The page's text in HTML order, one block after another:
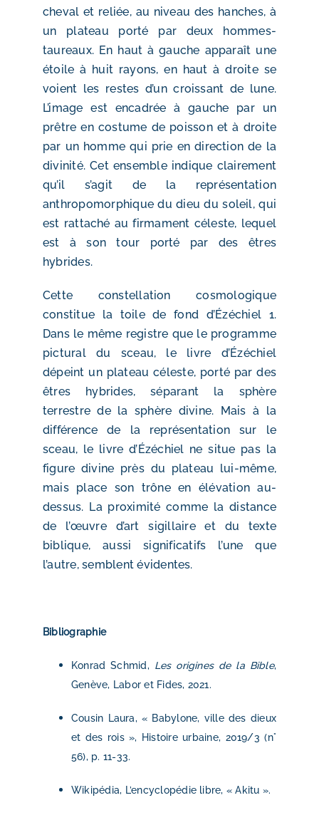
cheval et reliée, au niveau des hanches, à
un plateau porté par deux hommes-
taureaux. En haut à gauche apparaît une
étoile à huit rayons, en haut à droite se
voient les restes d’un croissant de lune.
L’image est encadrée à gauche par un
prêtre en costume de poisson et à droite
par un homme qui prie en direction de la
divinité. Cet ensemble indique clairement
qu’il s’agit de la représentation
anthropomorphique du dieu du soleil, qui
est rattaché au firmament céleste, lequel
est à son tour porté par des êtres
hybrides.
Cette constellation cosmologique
constitue la toile de fond d’Ézéchiel 1.
Dans le même registre que le programme
pictural du sceau, le livre d’Ézéchiel
dépeint un plateau céleste, porté par des
êtres hybrides, séparant la sphère
terrestre de la sphère divine. Mais à la
différence de la représentation sur le
sceau, le livre d’Ézéchiel ne situe pas la
figure divine près du plateau lui-même,
mais place son trône en élévation au-
dessus. La proximité comme la distance
de l’œuvre d’art sigillaire et du texte
biblique, aussi significatifs l’une que
l’autre, semblent évidentes.
Bibliographie
Konrad Schmid, Les origines de la Bible,
Genève, Labor et Fides, 2021.
Cousin Laura, « Babylone, ville des dieux
et des rois », Histoire urbaine, 2019/3 (n°
56), p. 11-33.
Wikipédia, L’encyclopédie libre, « Akitu ».